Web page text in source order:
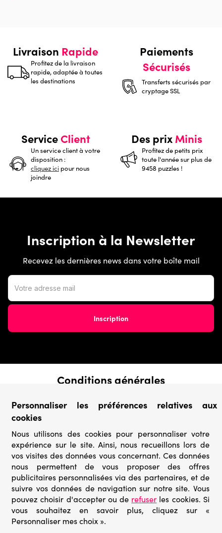
Livraison Rapide
Profitez de la livraison
rapide, adaptée à toutes
les destinations
Paiements
Sécurisés
Transferts sécurisés par
cryptage SSL
ServiceClient
Un service client à votre
disposition :
cliquez ici pour nous
joindre
Des prixMinis
Profitez de petits prix
toute l'année sur plus de
9458 puzzles !
Inscription à la Newsletter
Recevez les dernières news dans votre boîte mail
Conditions générales
› Conditions d’utilisation
› Confidentialité & Protection des Données
Catégories
› Marques
› Derniers arrivages
› Puzzles mystères
› Prix minis
© Go-puzzle.fr 2026 – Tous droits réservés
Personnaliser les préférences relatives aux
cookies
Nous utilisons des cookies pour personnaliser votre
expérience sur le site. Ainsi, nous recueillons lors de
vos visites des données vous concernant. Ces données
nous permettent de vous proposer des offres
publicitaires personnalisées via des partenaires, et de
suivre vos données de navigation sur notre site. Vous
pouvez choisir d'accepter ou de refuser les cookies. Si
vous souhaitez en savoir plus, cliquez sur «
Personnaliser mes choix ».